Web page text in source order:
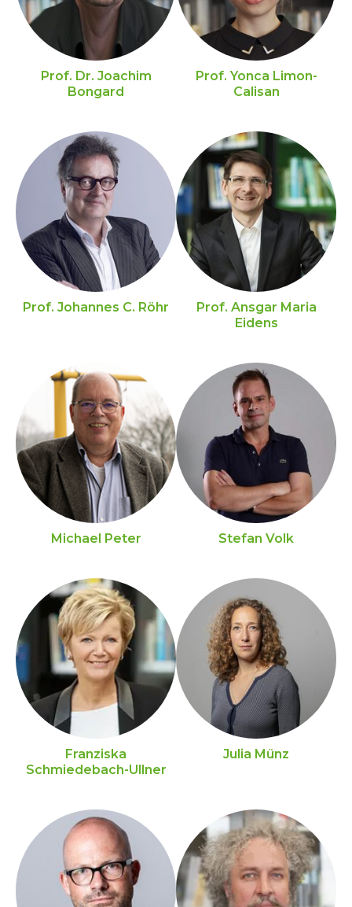
Prof. Dr. Joachim
Bongard
Prof. Yonca Limon-
Calisan
Prof. Johannes C. Röhr
Prof. Ansgar Maria
Eidens
Michael Peter Stefan Volk
Franziska
Schmiedebach-Ullner
Julia Münz